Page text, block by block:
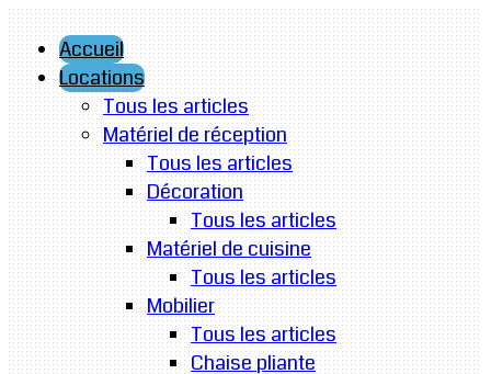
Accueil
Locations
Tous les articles
Matériel de réception
Tous les articles
Décoration
Tous les articles
Matériel de cuisine
Tous les articles
Mobilier
Tous les articles
Chaise pliante